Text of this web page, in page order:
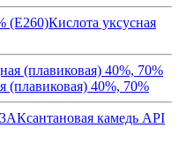
Кислота уксусная
(плавиковая) 40%, 70%
Ксантановая камедь API